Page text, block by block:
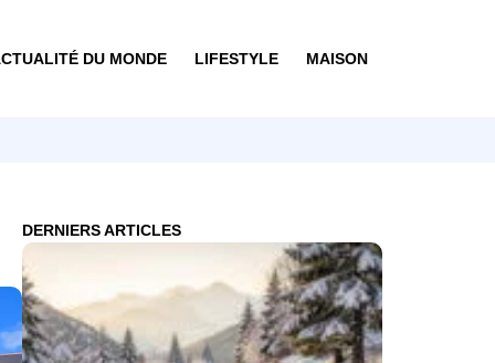
DU MONDE LIFESTYLE MAISON
DERNIERS ARTICLES